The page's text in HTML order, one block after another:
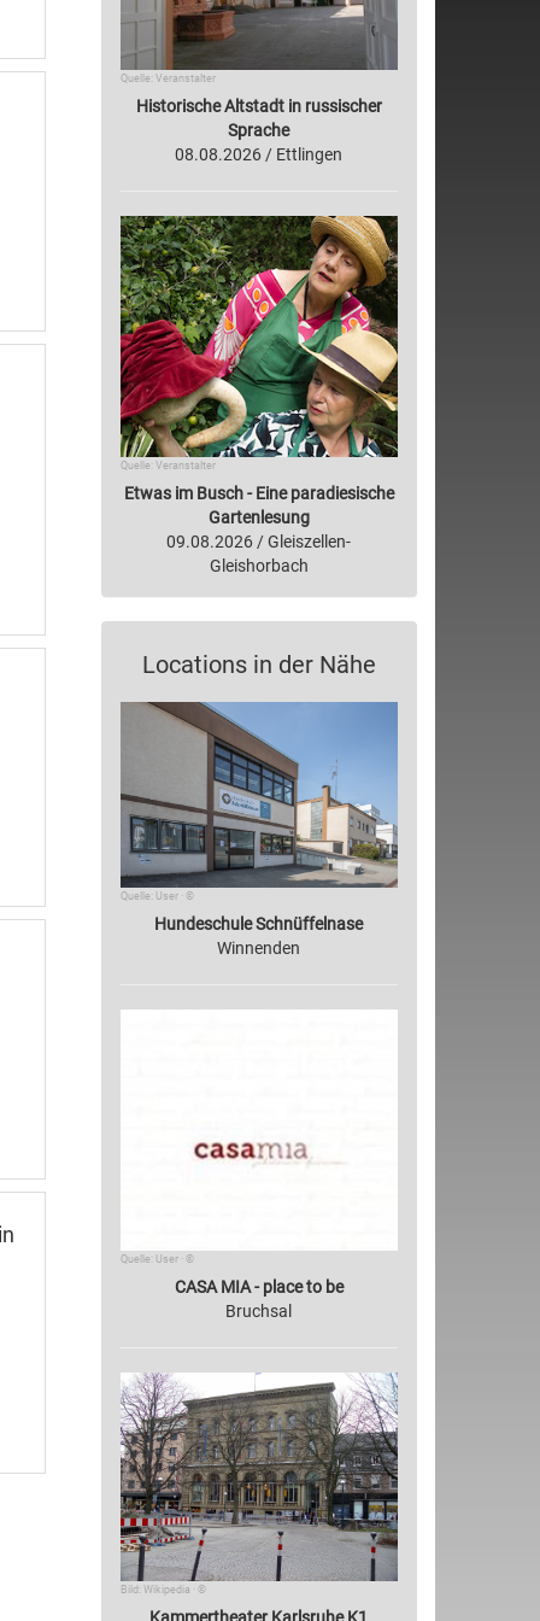
Quelle: Veranstalter
Historische Altstadt in russischer
Sprache
08.08.2026 / Ettlingen
Quelle: Veranstalter
Etwas im Busch - Eine paradiesische
Gartenlesung
09.08.2026 / Gleiszellen-
Gleishorbach
Locations in der Nähe
Quelle: User · ©
Hundeschule Schnüffelnase
Winnenden
Quelle: User · ©
CASA MIA - place to be
Bruchsal
Bild: Wikipedia · ©
Kammertheater Karlsruhe K1